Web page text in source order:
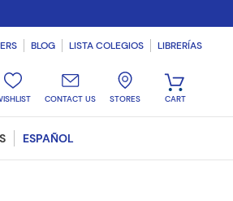
BLOG LISTA COLEGIOS LIBRERÍAS
CONTACT US STORES
ESPAÑOL